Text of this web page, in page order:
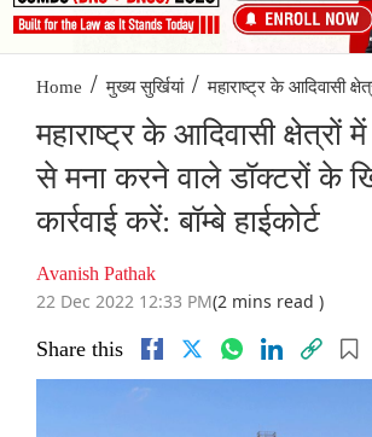
Home / मुख्य सुर्खियां / महाराष्ट्र के आदिवासी
महाराष्ट्र के आदिवासी क्षेत्रों
से मना करने वाले डॉक्टरों के
कार्रवाई करें: बॉम्बे हाईकोर्ट
Avanish Pathak
22 Dec 2022 12:33 PM(2 mins read )
Share this